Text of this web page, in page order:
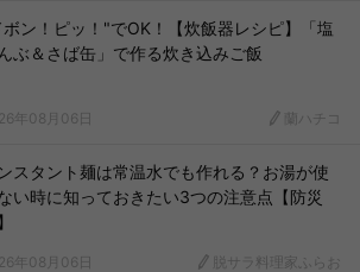
ボン！ピッ！"でOK！【炊飯器レシピ】「塩
ぶ＆さば缶」で作る炊き込みご飯
年08月06日 蘭ハチコ
スタント麺は常温水でも作れる？お湯が使
い時に知っておきたい3つの注意点【防災
年08月06日 脱サラ料理家ふらお